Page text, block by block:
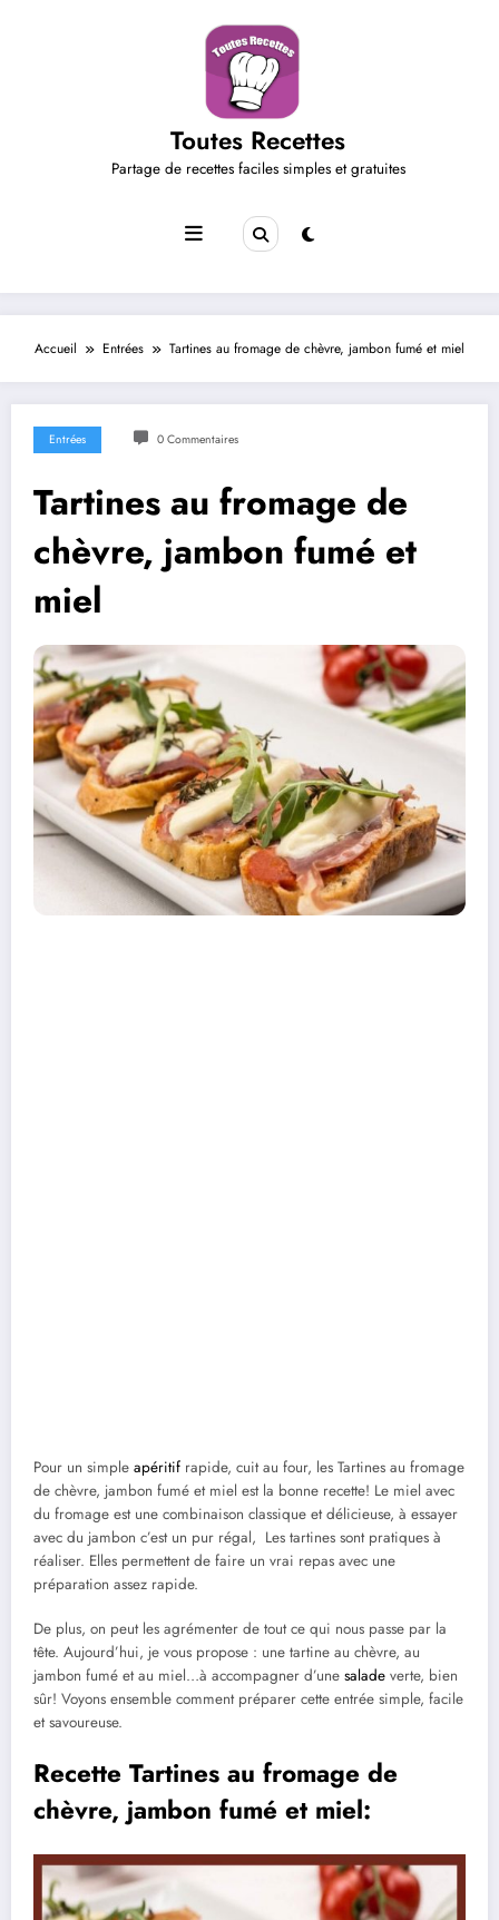
Toutes Recettes
Partage de recettes faciles simples et gratuites
Accueil Entrées Tartines au fromage de chèvre, jambon fumé et miel
Entrées 0 Commentaires
Tartines au fromage de
chèvre, jambon fumé et
miel
Pour un simple apéritif rapide, cuit au four, les Tartines au fromage
de chèvre, jambon fumé et miel est la bonne recette! Le miel avec
du fromage est une combinaison classique et délicieuse, à essayer
avec du jambon c’est un pur régal, Les tartines sont pratiques à
réaliser. Elles permettent de faire un vrai repas avec une
préparation assez rapide.
De plus, on peut les agrémenter de tout ce qui nous passe par la
tête. Aujourd’hui, je vous propose : une tartine au chèvre, au
jambon fumé et au miel…à accompagner d’une salade verte, bien
sûr! Voyons ensemble comment préparer cette entrée simple, facile
et savoureuse.
Recette Tartines au fromage de
chèvre, jambon fumé et miel: